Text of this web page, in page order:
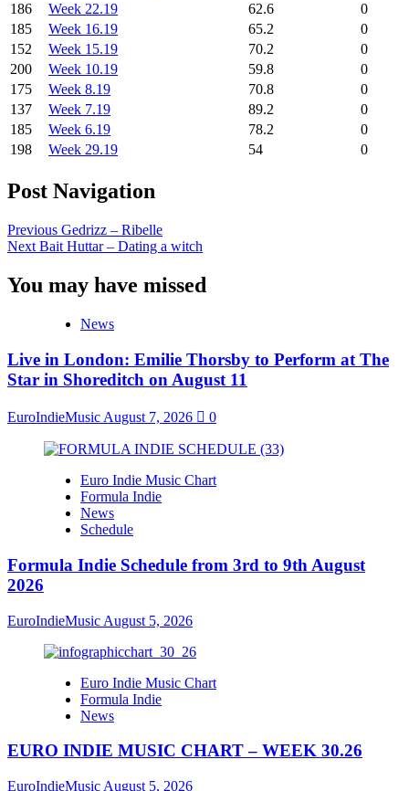
186 Week 22.19 62.6
0
185
Week 16.19 65.2
0
152
Week 15.19 70.2
0
200
Week 10.19 59.8
0
175
Week 8.19 70.8
0
137
Week 7.19 89.2
0
185
Week 6.19 78.2
0
198
Week 29.19 54 0
Post Navigation
Previous Gedrizz – Ribelle
Next Bait Huttar – Dating a witch
You may have missed
News
Live in London: Emilie Thorsby to Perform at The
Star in Shoreditch on August 11
EuroIndieMusic August 7, 2026 0
Euro Indie Music Chart
Formula Indie
News
Schedule
Formula Indie Schedule from 3rd to 9th August
2026
EuroIndieMusic August 5, 2026
Euro Indie Music Chart
Formula Indie
News
EURO INDIE MUSIC CHART – WEEK 30.26
EuroIndieMusic August 5, 2026